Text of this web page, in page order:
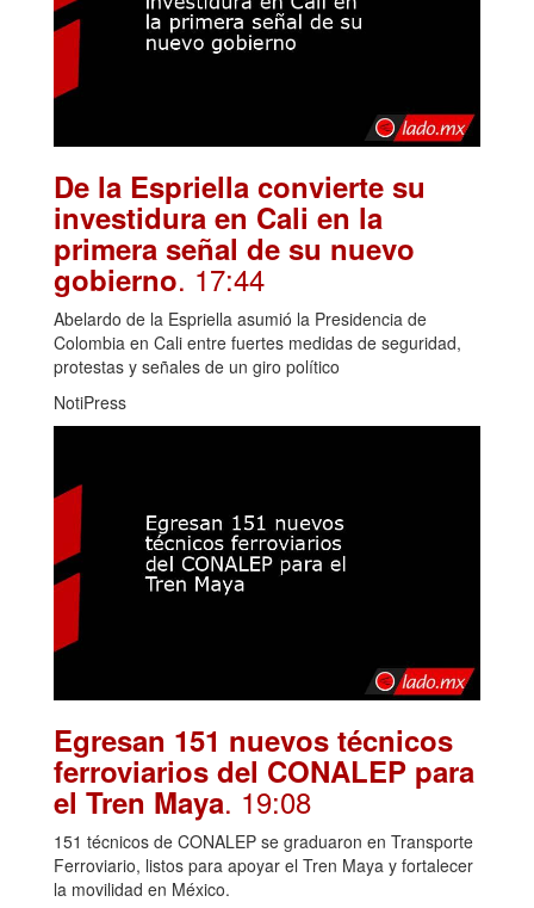
De la Espriella convierte su
investidura en Cali en la
primera señal de su nuevo
gobierno. 17:44
Abelardo de la Espriella asumió la Presidencia de
Colombia en Cali entre fuertes medidas de seguridad,
protestas y señales de un giro político
NotiPress
Egresan 151 nuevos técnicos
ferroviarios del CONALEP para
el Tren Maya. 19:08
151 técnicos de CONALEP se graduaron en Transporte
Ferroviario, listos para apoyar el Tren Maya y fortalecer
la movilidad en México.